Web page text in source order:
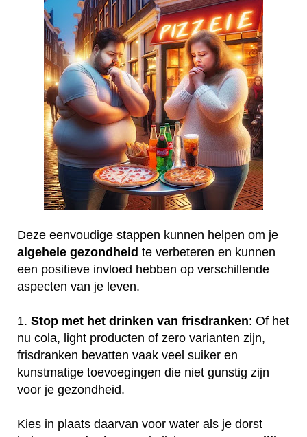
Deze eenvoudige stappen kunnen helpen om je
algehele gezondheid te verbeteren en kunnen
een positieve invloed hebben op verschillende
aspecten van je leven.
1. Stop met het drinken van frisdranken: Of het
nu cola, light producten of zero varianten zijn,
frisdranken bevatten vaak veel suiker en
kunstmatige toevoegingen die niet gunstig zijn
voor je gezondheid.
Kies in plaats daarvan voor water als je dorst